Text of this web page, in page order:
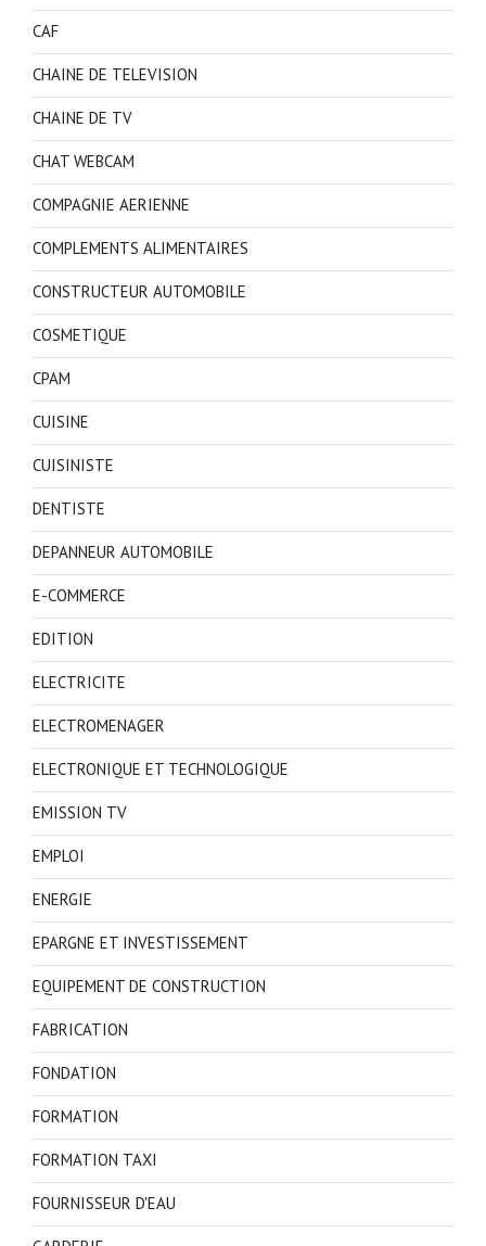
CAF
CHAINE DE TELEVISION
CHAINE DE TV
CHAT WEBCAM
COMPAGNIE AERIENNE
COMPLEMENTS ALIMENTAIRES
CONSTRUCTEUR AUTOMOBILE
COSMETIQUE
CPAM
CUISINE
CUISINISTE
DENTISTE
DEPANNEUR AUTOMOBILE
E-COMMERCE
EDITION
ELECTRICITE
ELECTROMENAGER
ELECTRONIQUE ET TECHNOLOGIQUE
EMISSION TV
EMPLOI
ENERGIE
EPARGNE ET INVESTISSEMENT
EQUIPEMENT DE CONSTRUCTION
FABRICATION
FONDATION
FORMATION
FORMATION TAXI
FOURNISSEUR D'EAU